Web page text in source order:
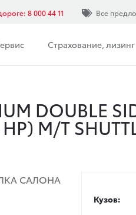
Страхование, лизинг
8 000 44 11 Все
DOUBLE
M/T
САЛОНА
Кузов: